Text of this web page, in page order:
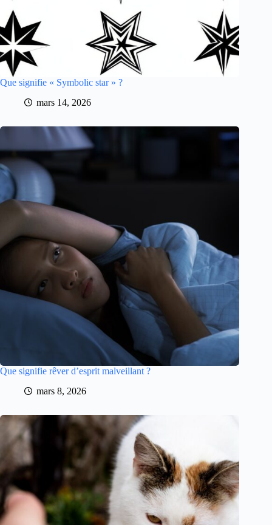
Que signifie « Symbolic star » ?
mars 14, 2026
Que signifie rêver d’esprit malveillant ?
mars 8, 2026